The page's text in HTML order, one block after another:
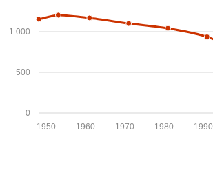
0
500
1 000
1990
1980
1970
1960
1950